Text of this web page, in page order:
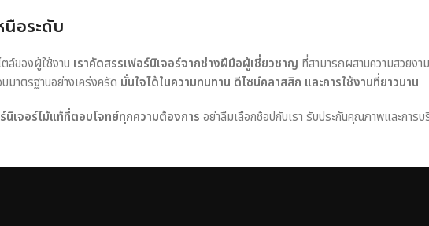
อระดับ
ล์ของผู้ใช้งาน เราคัดสรรเฟอร์นิเจอร์จากช่างฝีมือผู้เชี่ยวชาญ ที่สามารถผสานความสวยง
าตรฐานอย่างเคร่งครัด มั่นใจได้ในความทนทาน ดีไซน์คลาสสิก และการใช้งานที่ยาวนาน
นิเจอร์ไม้แท้ที่ตอบโจทย์ทุกความต้องการ อย่าลืมเลือกช้อปกับเรา รับประกันคุณภาพและการ